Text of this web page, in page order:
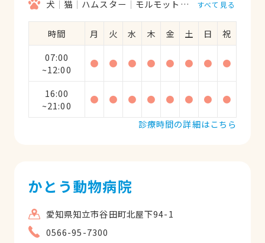
犬
猫 ハムスター モルモット フェレット
すべて見る
時間 月 火 水 木 金 土 日
祝
07:00
~12:00
● ● ● ● ● ● ● ●
16:00
~21:00
● ● ● ● ● ● ●
●
診療時間の詳細はこちら
かとう動物病院
愛知県知立市谷田町北屋下94-1
0566-95-7300